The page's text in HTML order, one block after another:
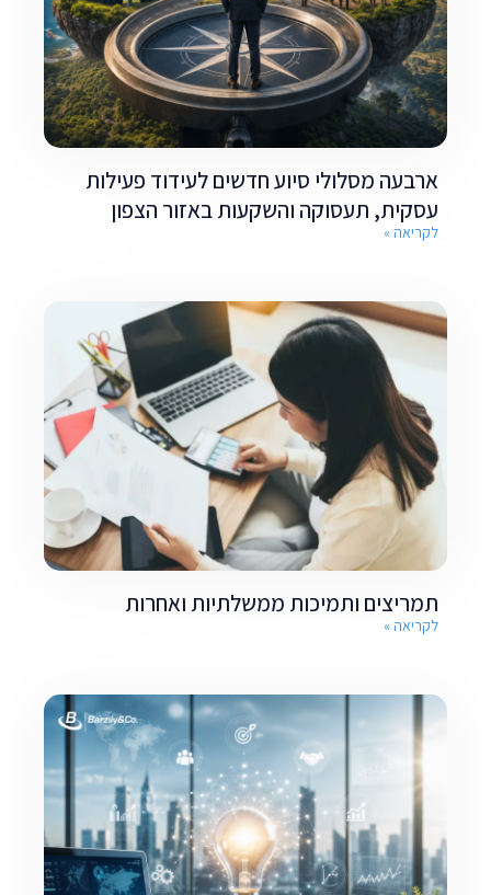
ארבעה מסלולי סיוע חדשים לעידוד פעילות
עסקית, תעסוקה והשקעות באזור הצפון
לקריאה »
תמריצים ותמיכות ממשלתיות ואחרות
לקריאה »